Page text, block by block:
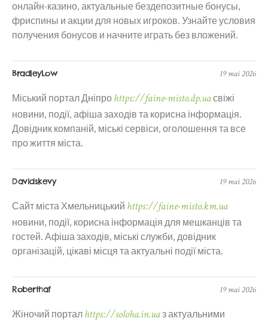
онлайн-казино, актуальные бездепозитные бонусы,
фриспины и акции для новых игроков. Узнайте условия
получения бонусов и начните играть без вложений.
BradleyLow 19 mai 2026
Міський портал Дніпро https://faine-misto.dp.uaсвіжі
новини, події, афіша заходів та корисна інформація.
Довідник компаній, міські сервіси, оголошення та все
про життя міста.
Davidskevy 19 mai 2026
Сайт міста Хмельницький https://faine-misto.km.ua
новини, події, корисна інформація для мешканців та
гостей. Афіша заходів, міські служби, довідник
організацій, цікаві місця та актуальні події міста.
Roberthaf 19 mai 2026
Жіночий портал https://soloha.in.uaз актуальними